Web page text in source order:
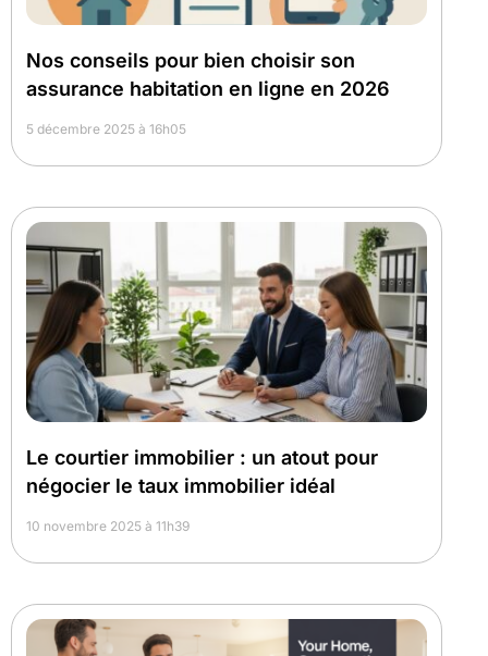
Nos conseils pour bien choisir son
assurance habitation en ligne en 2026
5 décembre 2025 à 16h05
Le courtier immobilier : un atout pour
négocier le taux immobilier idéal
10 novembre 2025 à 11h39